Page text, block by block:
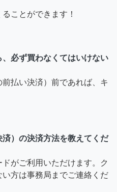
ことができます！
必ず買わなくてはいけない
払い決済）前であれば、キ
）の決済方法を教えてくだ
がご利用いただけます。ク
方は事務局までご連絡くだ